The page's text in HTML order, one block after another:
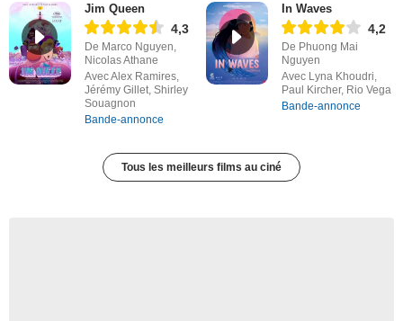
Jim Queen
4,3
De Marco Nguyen,
Nicolas Athane
Avec Alex Ramires,
Jérémy Gillet, Shirley
Souagnon
Bande-annonce
In Waves
4,2
De Phuong Mai
Nguyen
Avec Lyna Khoudri,
Paul Kircher, Rio Vega
Bande-annonce
Tous les meilleurs films au ciné